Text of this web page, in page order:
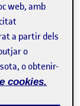
web, amb
a partir dels
o
o obtenir-
cookies.